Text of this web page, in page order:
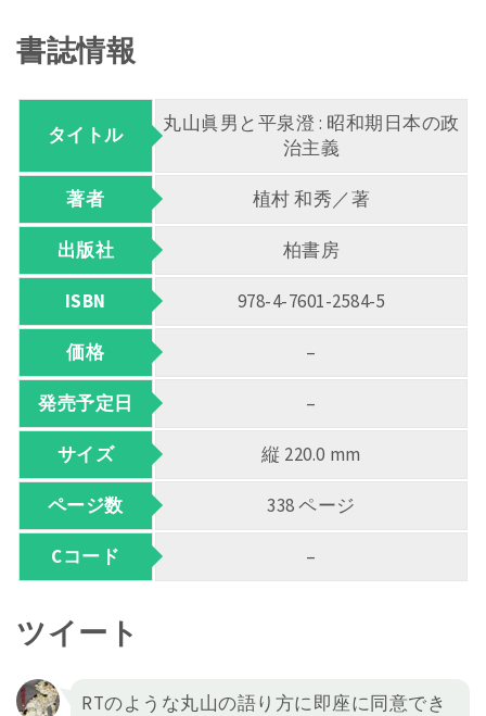
書誌情報
タイトル
丸山眞男と平泉澄 : 昭和期日本の政
治主義
著者 植村 和秀／著
出版社 柏書房
ISBN 978-4-7601-2584-5
価格 –
発売予定日 –
サイズ 縦 220.0 mm
ページ数 338 ページ
Cコード –
ツイート
RTのような丸山の語り方に即座に同意でき